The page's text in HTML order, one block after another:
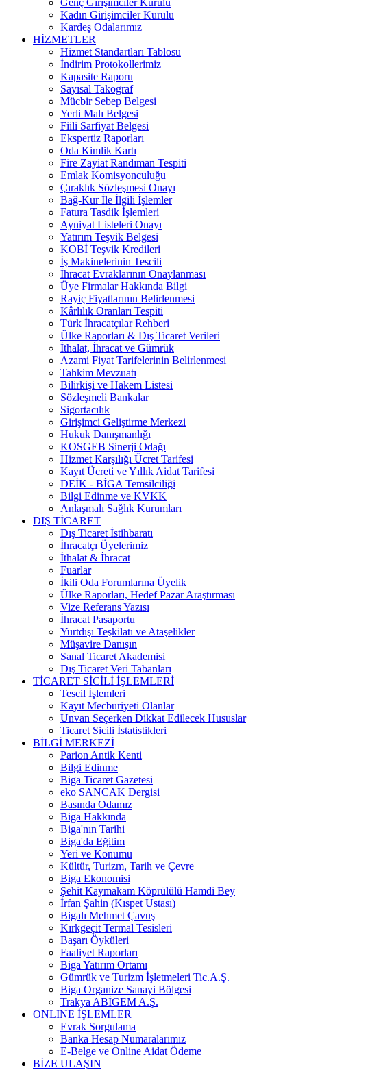
Genç Girişimciler Kurulu
Kadın Girişimciler Kurulu
Kardeş Odalarımız
HİZMETLER
Hizmet Standartları Tablosu
İndirim Protokollerimiz
Kapasite Raporu
Sayısal Takograf
Mücbir Sebep Belgesi
Yerli Malı Belgesi
Fiili Sarfiyat Belgesi
Ekspertiz Raporları
Oda Kimlik Kartı
Fire Zayiat Randıman Tespiti
Emlak Komisyonculuğu
Çıraklık Sözleşmesi Onayı
Bağ-Kur İle İlgili İşlemler
Fatura Tasdik İşlemleri
Ayniyat Listeleri Onayı
Yatırım Teşvik Belgesi
KOBİ Teşvik Kredileri
İş Makinelerinin Tescili
İhracat Evraklarının Onaylanması
Üye Firmalar Hakkında Bilgi
Rayiç Fiyatlarının Belirlenmesi
Kârlılık Oranları Tespiti
Türk İhracatçılar Rehberi
Ülke Raporları & Dış Ticaret Verileri
İthalat, İhracat ve Gümrük
Azami Fiyat Tarifelerinin Belirlenmesi
Tahkim Mevzuatı
Bilirkişi ve Hakem Listesi
Sözleşmeli Bankalar
Sigortacılık
Girişimci Geliştirme Merkezi
Hukuk Danışmanlığı
KOSGEB Sinerji Odağı
Hizmet Karşılığı Ücret Tarifesi
Kayıt Ücreti ve Yıllık Aidat Tarifesi
DEİK - BİGA Temsilciliği
Bilgi Edinme ve KVKK
Anlaşmalı Sağlık Kurumları
DIŞ TİCARET
Dış Ticaret İstihbaratı
İhracatçı Üyelerimiz
İthalat & İhracat
Fuarlar
İkili Oda Forumlarına Üyelik
Ülke Raporları, Hedef Pazar Araştırması
Vize Referans Yazısı
İhracat Pasaportu
Yurtdışı Teşkilatı ve Ataşelikler
Müşavire Danışın
Sanal Ticaret Akademisi
Dış Ticaret Veri Tabanları
TİCARET SİCİLİ İŞLEMLERİ
Tescil İşlemleri
Kayıt Mecburiyeti Olanlar
Unvan Seçerken Dikkat Edilecek Hususlar
Ticaret Sicili İstatistikleri
BİLGİ MERKEZİ
Parion Antik Kenti
Bilgi Edinme
Biga Ticaret Gazetesi
eko SANCAK Dergisi
Basında Odamız
Biga Hakkında
Biga'nın Tarihi
Biga'da Eğitim
Yeri ve Konumu
Kültür, Turizm, Tarih ve Çevre
Biga Ekonomisi
Şehit Kaymakam Köprülülü Hamdi Bey
İrfan Şahin (Kıspet Ustası)
Bigalı Mehmet Çavuş
Kırkgeçit Termal Tesisleri
Başarı Öyküleri
Faaliyet Raporları
Biga Yatırım Ortamı
Gümrük ve Turizm İşletmeleri Tic.A.Ş.
Biga Organize Sanayi Bölgesi
Trakya ABİGEM A.Ş.
ONLINE İŞLEMLER
Evrak Sorgulama
Banka Hesap Numaralarımız
E-Belge ve Online Aidat Ödeme
BİZE ULAŞIN